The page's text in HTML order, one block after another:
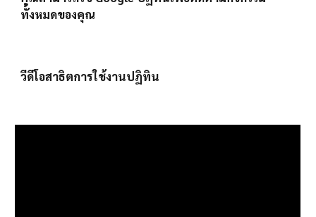
ทั้งหมดของคุณ
วีดีโอสาธิตการใช้งานปฏิทิน